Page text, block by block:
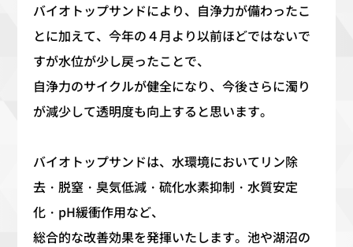
バイオトップサンドにより、自浄力が備わったこ
とに加えて、今年の４月より以前ほどではないで
すが水位が少し戻ったことで、
自浄力のサイクルが健全になり、今後さらに濁り
が減少して透明度も向上すると思います。
バイオトップサンドは、水環境においてリン除
去・脱窒・臭気低減・硫化水素抑制・水質安定
化・ pH緩衝作用など、
総合的な改善効果を発揮いたします。池や湖沼の